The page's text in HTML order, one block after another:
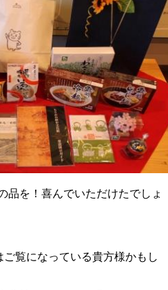
品を！喜んでいただけたでしょ
覧になっている貴方様かもし